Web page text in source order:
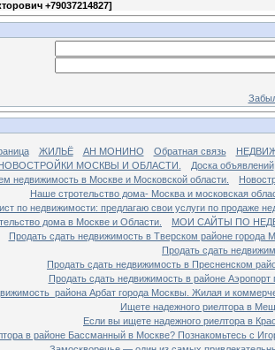
+79037214827]
ЖИЛЬЁ АН МОНИНО Обратная связь
НОВОСТРОЙКИ МОСКВЫ И ОБЛАСТИ.
Доска объявлений
в Москве и Московской области.
Наше стротельство дома- Москва и московская
по недвижимости: предлагаю свои услуги по продаже
дома в Москве и Области.
МОИ САЙТЫ ПО
Продать сдать недвижимость в Тверском районе города
Продать сдать
Продать сдать недвижимость в Пресненском
Продать сдать недвижимость в районе
района Арбат города Москвы. Жилая и
Ищете надежного риелтора в
Если вы ищете надежного риелтора в
в районе Бассманный в Москве? Познакомьтесь с